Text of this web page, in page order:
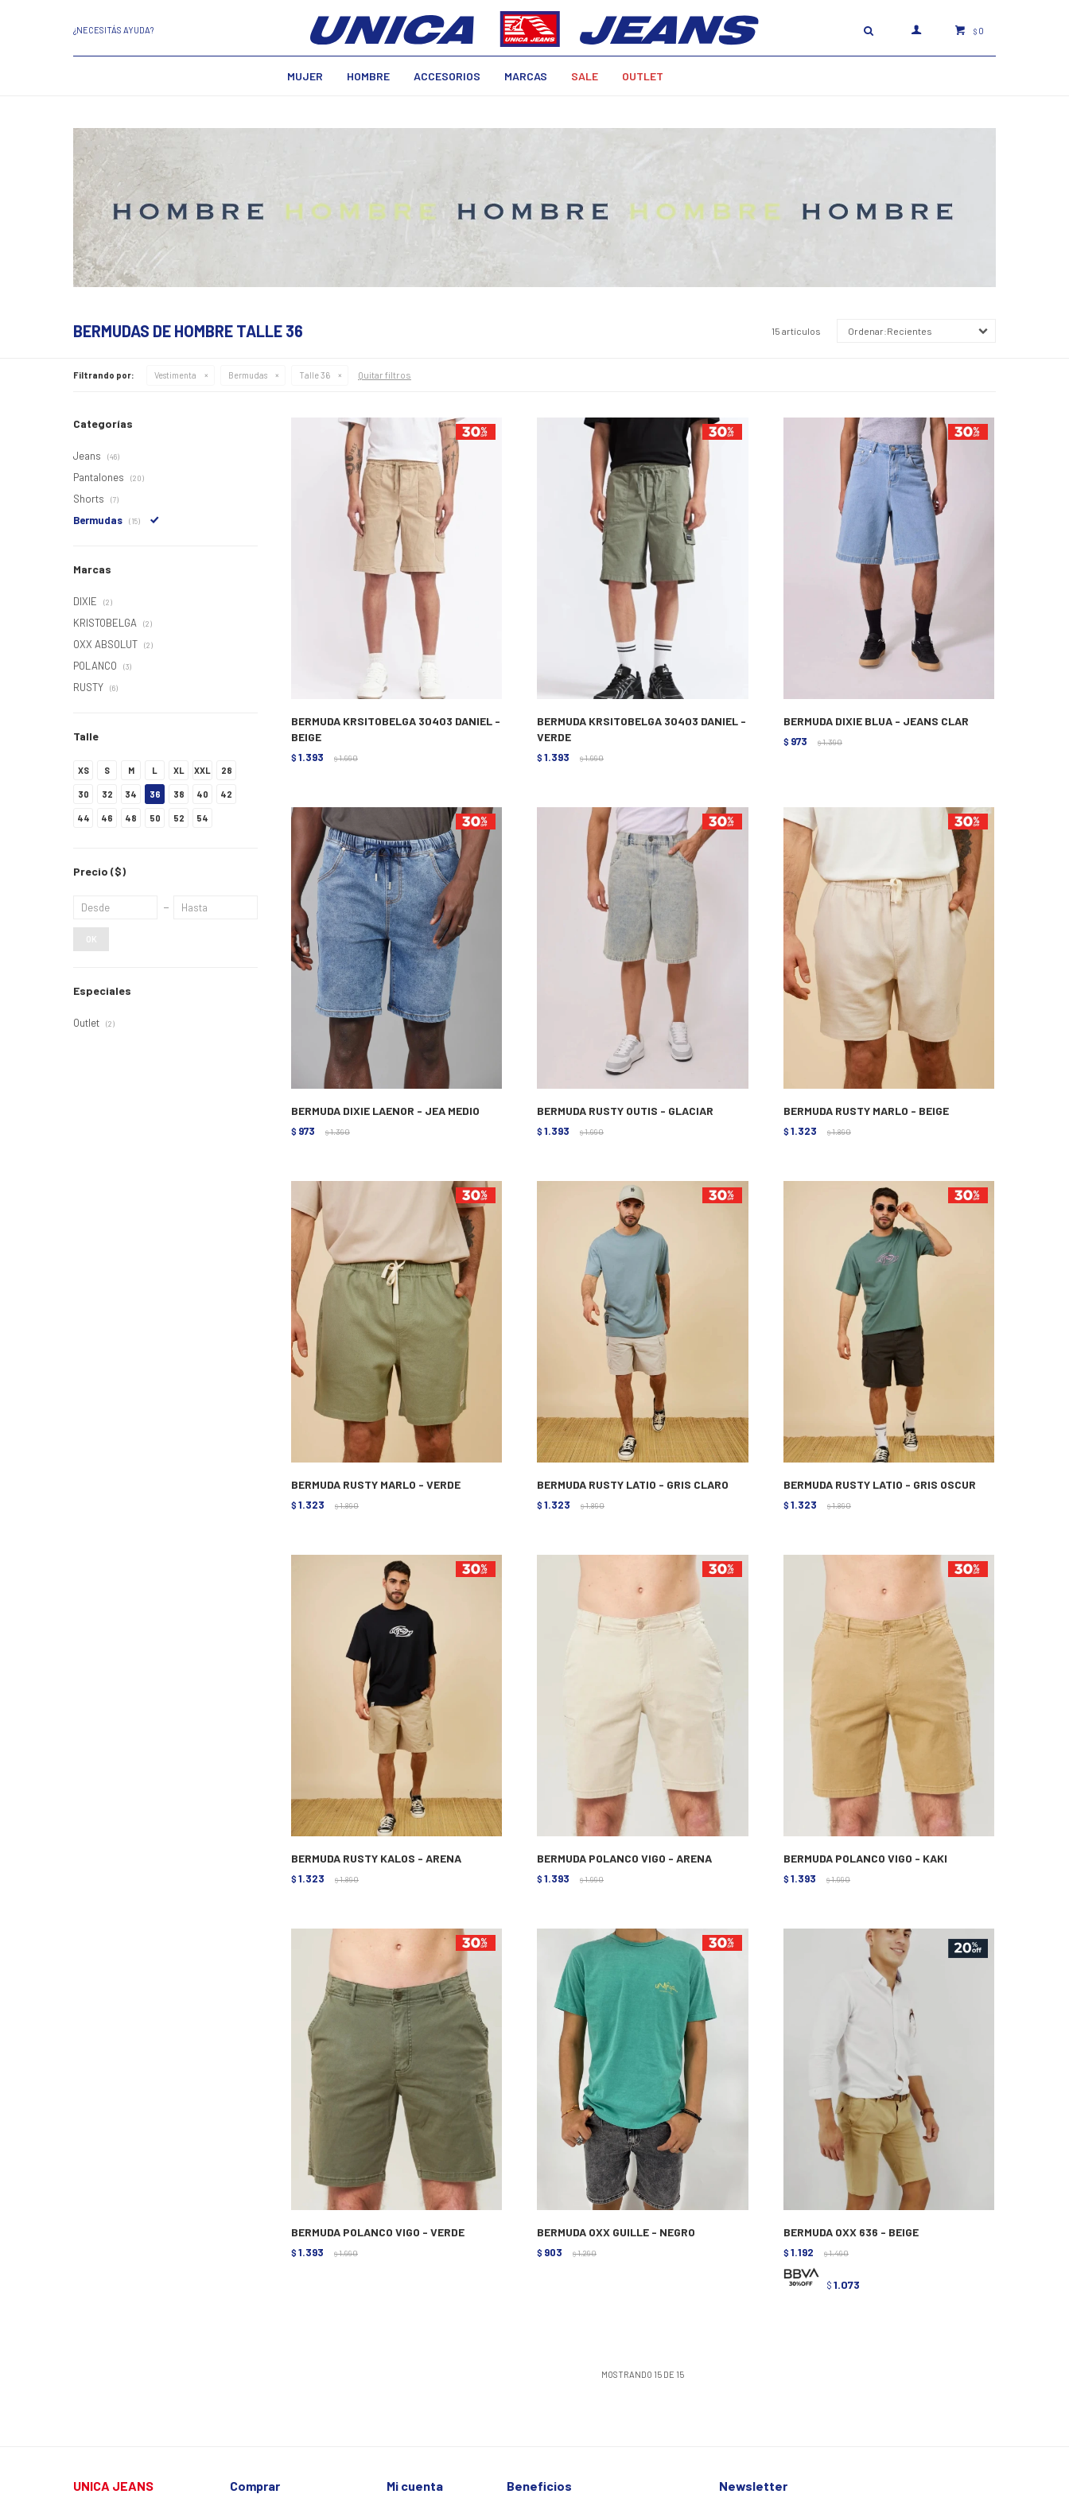
MUJER HOMBRE ACCESORIOS MARCAS SALE OUTLET
$ 0
¿NECESITÁS AYUDA?
BERMUDAS DE HOMBRE TALLE 36 15 artículos Recientes
Filtrando por: Vestimenta Bermudas Talle 36 Quitar filtros
BERMUDA KRSITOBELGA 30403 DANIEL -
BEIGE
$ 1.393 $ 1.990
BERMUDA KRSITOBELGA 30403 DANIEL -
VERDE
$ 1.393 $ 1.990
BERMUDA DIXIE BLUA - JEANS CLAR
$ 973 $ 1.390
BERMUDA DIXIE LAENOR - JEA MEDIO
$ 973 $ 1.390
BERMUDA RUSTY OUTIS - GLACIAR
$ 1.393 $ 1.990
BERMUDA RUSTY MARLO - BEIGE
$ 1.323 $ 1.890
BERMUDA RUSTY MARLO - VERDE
$ 1.323 $ 1.890
BERMUDA RUSTY LATIO - GRIS CLARO
$ 1.323 $ 1.890
BERMUDA RUSTY LATIO - GRIS OSCUR
$ 1.323 $ 1.890
BERMUDA RUSTY KALOS - ARENA
$ 1.323 $ 1.890
BERMUDA POLANCO VIGO - ARENA
$ 1.393 $ 1.990
BERMUDA POLANCO VIGO - KAKI
$ 1.393 $ 1.990
BERMUDA POLANCO VIGO - VERDE
$ 1.393 $ 1.990
BERMUDA OXX GUILLE - NEGRO
$ 903 $ 1.290
BERMUDA OXX 636 - BEIGE
$ 1.192 $ 1.490
$ 1.073
MOSTRANDO 15 DE 15
Categorías
Jeans (46)
Pantalones (20)
Shorts (7)
Bermudas (15)
Marcas
DIXIE (2)
KRISTOBELGA (2)
OXX ABSOLUT (2)
POLANCO (3)
RUSTY (6)
Talle
XS S M L XL XXL 28
30 32 34 36 38 40 42
44 46 48 50 52 54
Precio ($)
OK
Especiales
Outlet (2)
UNICA JEANS Comprar Mi cuenta Beneficios Newsletter